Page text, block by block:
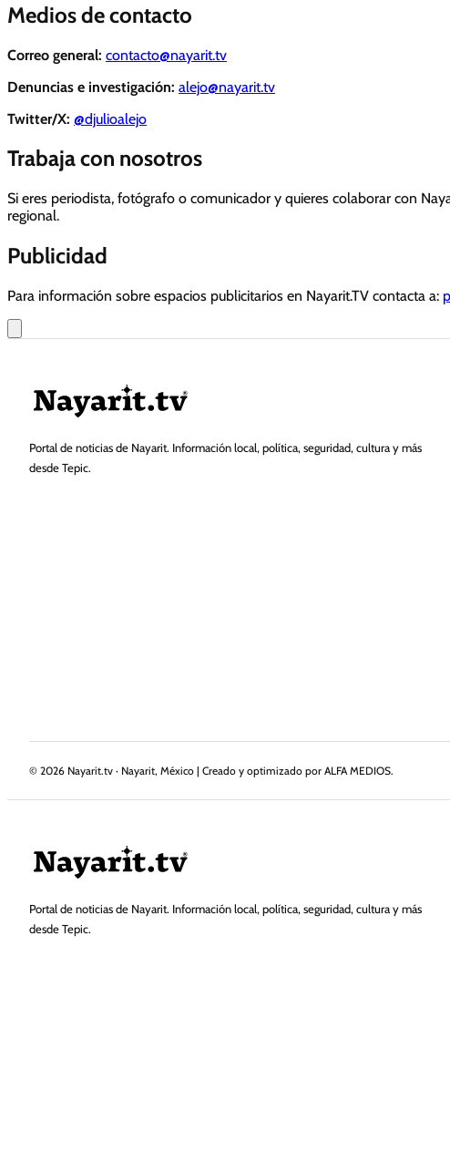
Medios de contacto
Correo general: contacto@nayarit.tv
Denuncias e investigación: alejo@nayarit.tv
Twitter/X: @djulioalejo
Trabaja con nosotros
Si eres periodista, fotógrafo o comunicador y quieres colaborar con
regional.
Publicidad
Para información sobre espacios publicitarios en Nayarit.TV contacta a:
Portal de noticias de Nayarit. Información local, política, seguridad, cultura y más
desde Tepic.
© 2026 Nayarit.tv · Nayarit, México | Creado y optimizado por ALFA MEDIOS.
Portal de noticias de Nayarit. Información local, política, seguridad, cultura y más
desde Tepic.